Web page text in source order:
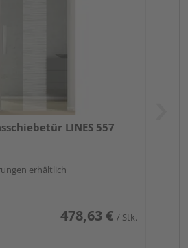
LINES 557
erhältlich
478,63 € / Stk.